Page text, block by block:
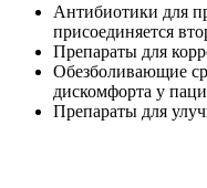
Антибиотики для
присоединяется
Препараты для
Обезболивающие
дискомфорта у
Препараты для